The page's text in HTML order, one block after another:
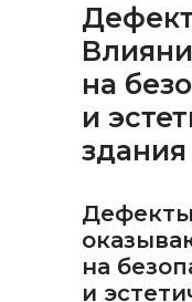
на
и
здания
на
и
сообщение